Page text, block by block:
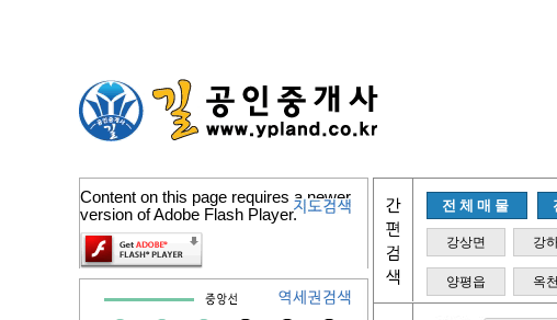
Content on this page requires a newer
version of Adobe Flash Player.
전체매물
강상면 강
양평읍 옥